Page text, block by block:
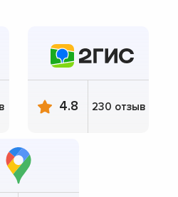
4.8 230 отзыв